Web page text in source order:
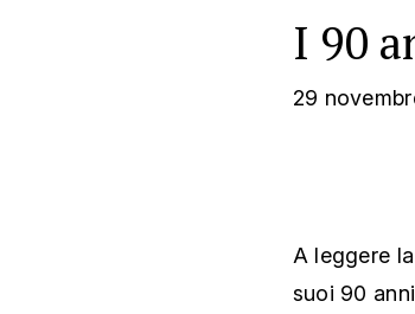
I 90
29
A leggere
suoi 90